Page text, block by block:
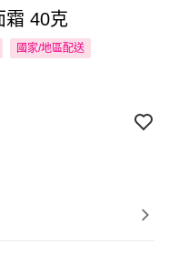
霜 40克
國家/地區配送